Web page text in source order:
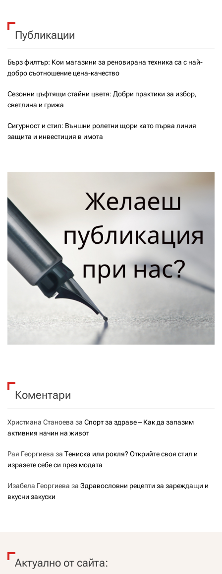
Публикации
Бърз филтър: Кои магазини за реновирана техника са с най-
добро съотношение цена-качество
Сезонни цъфтящи стайни цветя: Добри практики за избор,
светлина и грижа
Сигурност и стил: Външни ролетни щори като първа линия
защита и инвестиция в имота
Коментари
Христиана Станоева за Спорт за здраве – Как да запазим
активния начин на живот
Рая Георгиева за Тениска или рокля? Открийте своя стил и
изразете себе си през модата
Изабела Георгиева за Здравословни рецепти за зареждащи и
вкусни закуски
Актуално от сайта: